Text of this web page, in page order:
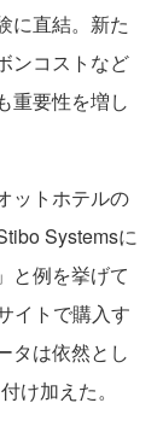
に直結。新た
ンコストなど
重要性を増し
ットホテルの
Systemsに
と例を挙げて
イトで購入す
タは依然とし
け加えた。